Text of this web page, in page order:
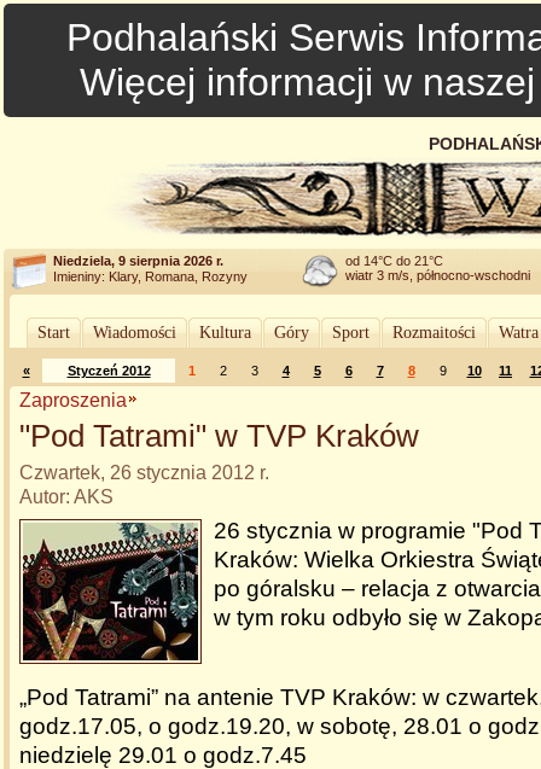
Podhalański Serwis
Więcej informacji w
Niedziela, 9 sierpnia 2026 r.
Imieniny: Klary, Romana, Rozyny
od 14°C do 21°C
wiatr 3 m/s, północno-wschodni
Start Wiadomości Kultura Góry Sport Rozmaitości
« Styczeń 2012 1 2 3 4 5 6 7 8 9 10 11
Zaproszenia
"Pod Tatrami" w TVP Kraków
Czwartek, 26 stycznia 2012 r.
Autor: AKS
26 stycznia w programie "Pod
Kraków: Wielka Orkiestra
po góralsku – relacja z
w tym roku odbyło się w
„Pod Tatrami” na antenie TVP Kraków: w
godz.17.05, o godz.19.20, w sobotę, 28.01 o
niedzielę 29.01 o godz.7.45